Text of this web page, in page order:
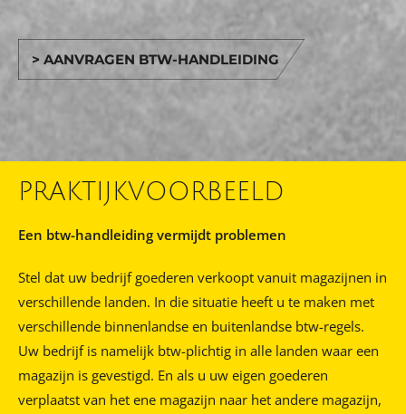
> AANVRAGEN BTW-HANDLEIDING
PRAKTIJKVOORBEELD
Een btw-handleiding vermijdt problemen
Stel dat uw bedrijf goederen verkoopt vanuit magazijnen in
verschillende landen. In die situatie heeft u te maken met
verschillende binnenlandse en buitenlandse btw-regels.
Uw bedrijf is namelijk btw-plichtig in alle landen waar een
magazijn is gevestigd. En als u uw eigen goederen
verplaatst van het ene magazijn naar het andere magazijn,